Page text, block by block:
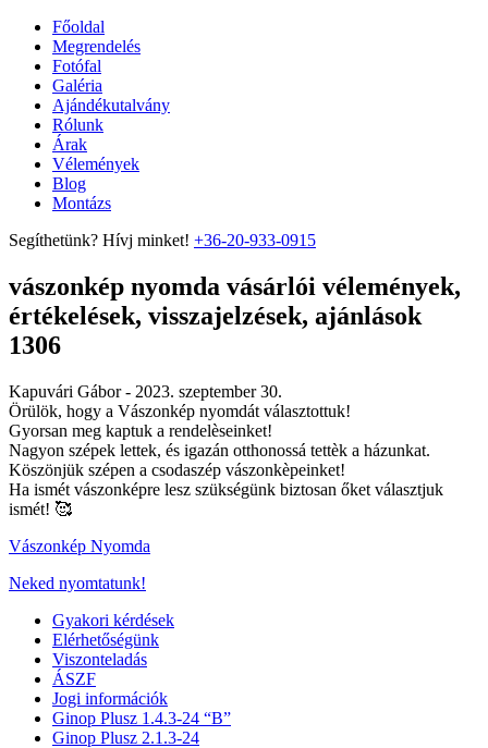
Főoldal
Megrendelés
Fotófal
Galéria
Ajándékutalvány
Rólunk
Árak
Vélemények
Blog
Montázs
Segíthetünk? Hívj minket! +36-20-933-0915
vászonkép nyomda vásárlói vélemények,
értékelések, visszajelzések, ajánlások
1306
Kapuvári Gábor - 2023. szeptember 30.
Örülök, hogy a Vászonkép nyomdát választottuk!
Gyorsan meg kaptuk a rendelèseinket!
Nagyon szépek lettek, és igazán otthonossá tettèk a házunkat.
Köszönjük szépen a csodaszép vászonkèpeinket!
Ha ismét vászonképre lesz szükségünk biztosan őket választjuk
ismét! 🥰
Vászonkép Nyomda
Neked nyomtatunk!
Gyakori kérdések
Elérhetőségünk
Viszonteladás
ÁSZF
Jogi információk
Ginop Plusz 1.4.3-24 “B”
Ginop Plusz 2.1.3-24